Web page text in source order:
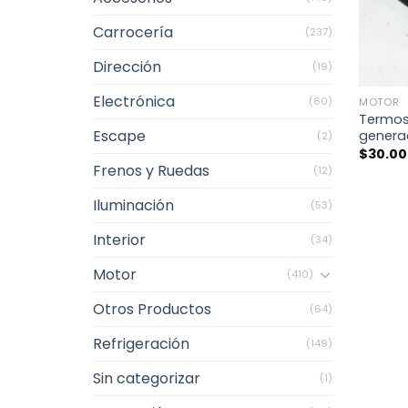
Carrocería (237)
Dirección (19)
Electrónica (60)
Escape (2)
Frenos y Ruedas (12)
Iluminación (53)
Interior (34)
Motor (410)
Otros Productos (64)
Refrigeración (149)
Sin categorizar (1)
MOTOR
$